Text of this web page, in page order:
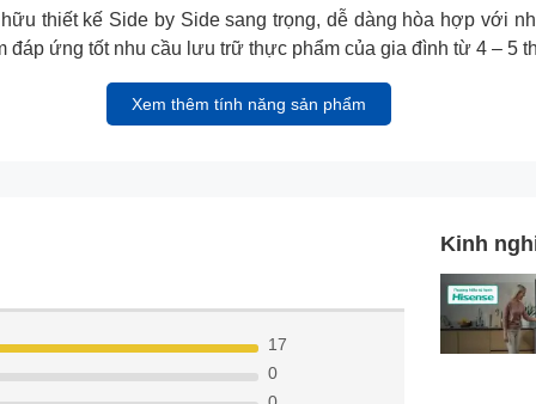
thiết kế Side by Side sang trọng, dễ dàng hòa hợp với
ứng tốt nhu cầu lưu trữ thực phẩm của gia đình từ 4 – 5
Xem thêm tính năng sản phẩm
0
17
Kinh